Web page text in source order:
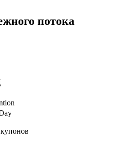
потока